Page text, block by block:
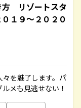
リゾートスタ
１９～２０２０
を魅了します。パ
メも見逃せない！